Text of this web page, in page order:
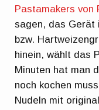
Pastamakers von
sagen, das Gerät
bzw.
hinein, wählt das
Minuten hat man
noch kochen
Nudeln mit